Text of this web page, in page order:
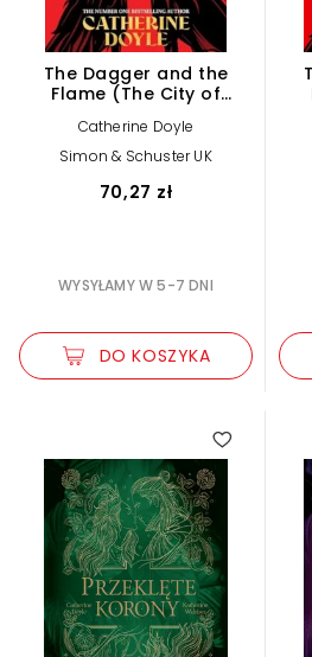
The Dagger and the
Flame (The City of
Catherine Doyle
Simon & Schuster UK
70,27 zł
WYSYŁAMY W 5-7 DNI
DO KOSZYKA